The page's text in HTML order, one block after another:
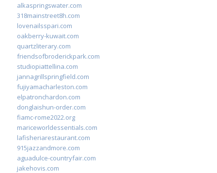
alkaspringswater.com
318mainstreet8h.com
lovenailsspari.com
oakberry-kuwait.com
quartzliterary.com
friendsofbroderickpark.com
studiopiattellina.com
jannagrillspringfield.com
fujiyamacharleston.com
elpatronchardon.com
donglaishun-order.com
fiamc-rome2022.org
mariceworldessentials.com
lafisheriarestaurant.com
915jazzandmore.com
aguadulce-countryfair.com
jakehovis.com